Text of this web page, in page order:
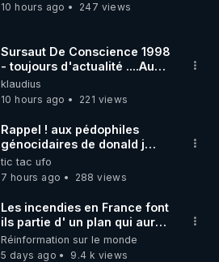
10 hours ago
247 views
Sursaut De Conscience 1998
- toujours d'actualité ....Au
Dela Du Réel
klaudius
10 hours ago
221 views
Rappel ! aux pédophiles
génocidaires de donald j
trump et ses supporters
trumpistes 424et 666.
tic tac ufo
7 hours ago
288 views
Les incendies en France font
ils partie d' un plan qui aurait
débuté le 11 septembre 2001
?
Réinformation sur le monde
5 days ago
9.4 k views